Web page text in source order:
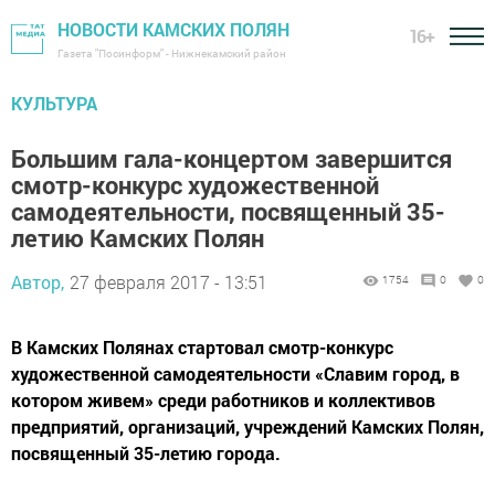
НОВОСТИ КАМСКИХ ПОЛЯН
Газета "Посинформ" - Нижнекамский район
16+
КУЛЬТУРА
Большим гала-концертом завершится
смотр-конкурс художественной
самодеятельности, посвященный 35-
летию Камских Полян
Автор, 27 февраля 2017 - 13:51 1754 0 0
В Камских Полянах стартовал смотр-конкурс
художественной самодеятельности «Славим город, в
котором живем» среди работников и коллективов
предприятий, организаций, учреждений Камских Полян,
посвященный 35-летию города.